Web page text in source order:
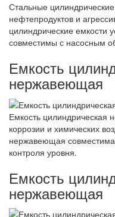
Стальные
нефтепродуктов и
цилиндрические емкости
совместимы с насосным
Емкость
нержавеющая
Емкость цилиндрическая
коррозии и химических
нержавеющая
контроля уровня.
Емкость
нержавеющая